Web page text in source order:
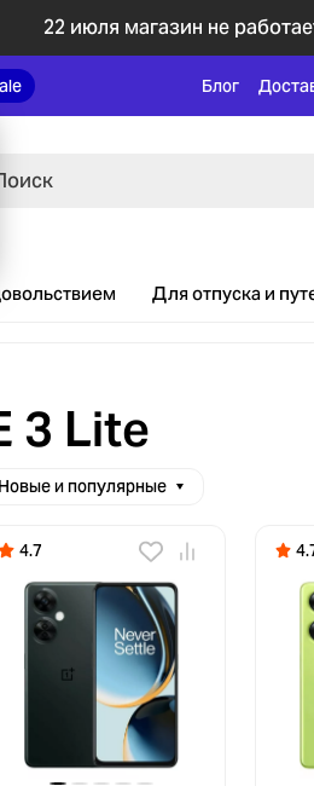
22 июля магазин не
Блог
Для отпуска и
3 Lite
Новые и популярные
4.7